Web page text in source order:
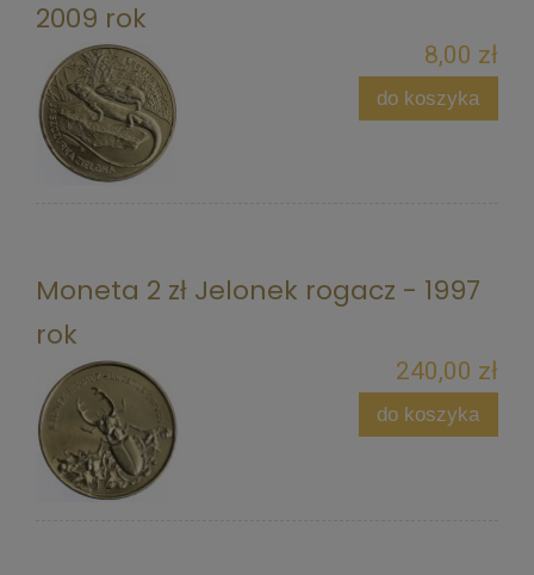
2009 rok
8,00 zł
do koszyka
Moneta 2 zł Jelonek rogacz - 1997
rok
240,00 zł
do koszyka